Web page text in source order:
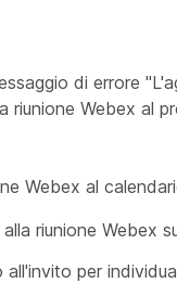
di errore
riunione Webex al
Webex al
riunione Webex
per